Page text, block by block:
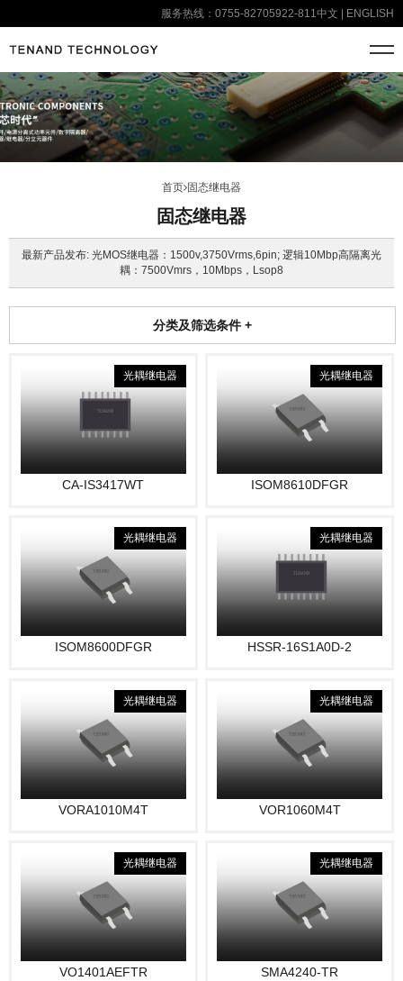
服务热线：0755-82705922-811中文 ENGLISH
首页 固态继电器
固态继电器
最新产品发布: 光MOS继电器：1500v,3750Vrms,6pin; 逻辑10Mbp高隔离光
耦：7500Vmrs，10Mbps，Lsop8
分类及筛选条件 +
光耦继电器
CA-IS3417WT
光耦继电器
ISOM8610DFGR
光耦继电器
ISOM8600DFGR
光耦继电器
HSSR-16S1A0D-2
光耦继电器
VORA1010M4T
光耦继电器
VOR1060M4T
光耦继电器
VO1401AEFTR
光耦继电器
SMA4240-TR